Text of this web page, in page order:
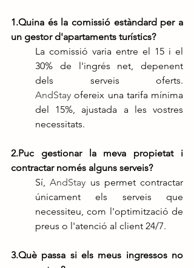
1.Quina és la comissió estàndard per a
un gestor d'apartaments turístics?
La comissió varia entre el 15 i el
30% de l'ingrés net, depenent
AndStay ofereix una tarifa mínima
del 15%, ajustada a les vostres
necessitats.
2.Puc gestionar la meva propietat i
contractar només alguns serveis?
Sí, AndStay us permet contractar
únicament els serveis que
necessiteu, com l'optimització de
preus o l'atenció al client 24/7.
3.Què passa si els meus ingressos no